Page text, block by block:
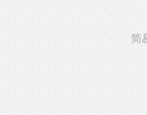
简